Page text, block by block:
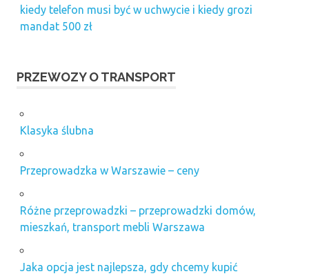
kiedy telefon musi być w uchwycie i kiedy grozi
mandat 500 zł
PRZEWOZY O TRANSPORT
Klasyka ślubna
Przeprowadzka w Warszawie – ceny
Różne przeprowadzki – przeprowadzki domów,
mieszkań, transport mebli Warszawa
Jaka opcja jest najlepsza, gdy chcemy kupić